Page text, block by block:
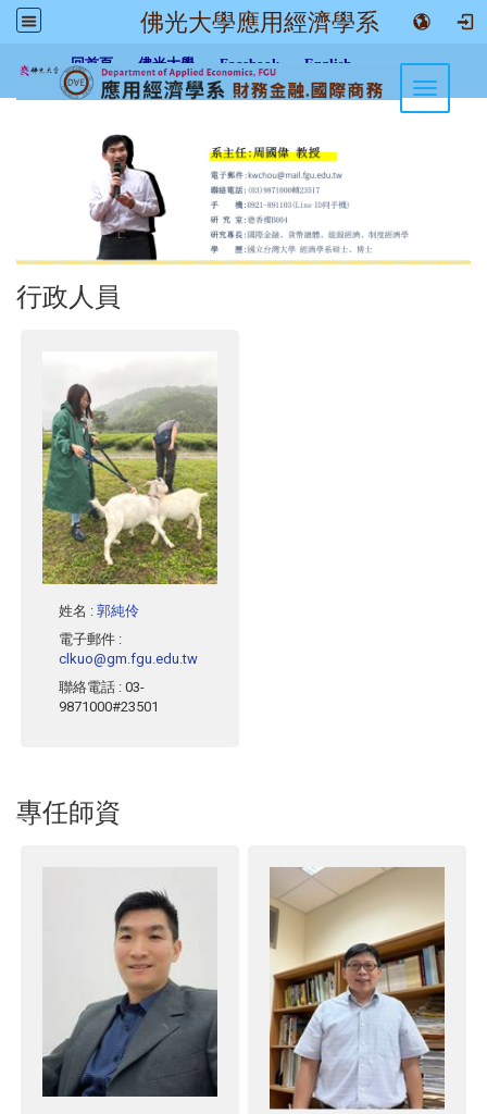
佛光大學應用經濟學系
回首頁 佛光大學 Facebook English
Toggle
行政人員
姓名 :郭純伶
電子郵件 :
clkuo@gm.fgu.edu.tw
聯絡電話 : 03-
9871000#23501
專任師資